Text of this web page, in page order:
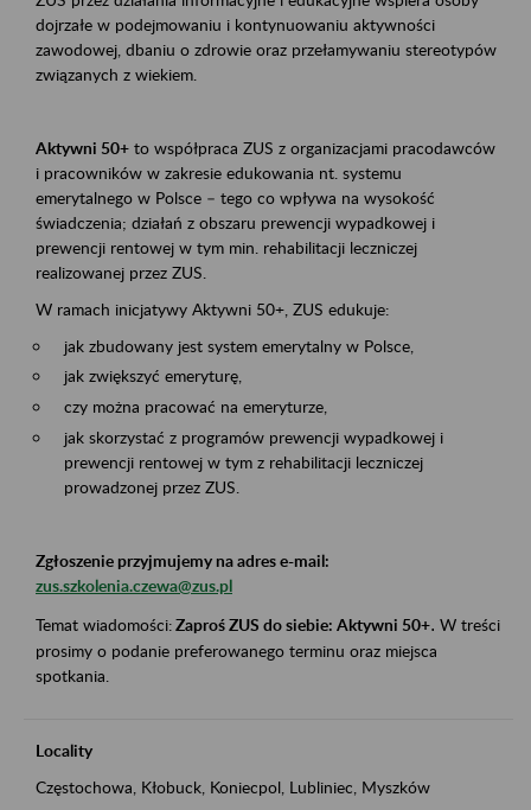
dojrzałe w podejmowaniu i kontynuowaniu aktywności
zawodowej, dbaniu o zdrowie oraz przełamywaniu stereotypów
związanych z wiekiem.
Aktywni 50+ to współpraca ZUS z organizacjami pracodawców
i pracowników w zakresie edukowania nt. systemu
emerytalnego w Polsce – tego co wpływa na wysokość
świadczenia; działań z obszaru prewencji wypadkowej i
prewencji rentowej w tym min. rehabilitacji leczniczej
realizowanej przez ZUS.
W ramach inicjatywy Aktywni 50+, ZUS edukuje:
jak zbudowany jest system emerytalny w Polsce,
jak zwiększyć emeryturę,
czy można pracować na emeryturze,
jak skorzystać z programów prewencji wypadkowej i
prewencji rentowej w tym z rehabilitacji leczniczej
prowadzonej przez ZUS.
Zgłoszenie przyjmujemy na adres e-mail:
zus.szkolenia.czewa@zus.pl
Temat wiadomości:Zaproś ZUS do siebie: Aktywni 50+. W treści
prosimy o podanie preferowanego terminu oraz miejsca
spotkania.
Locality
Częstochowa, Kłobuck, Koniecpol, Lubliniec, Myszków